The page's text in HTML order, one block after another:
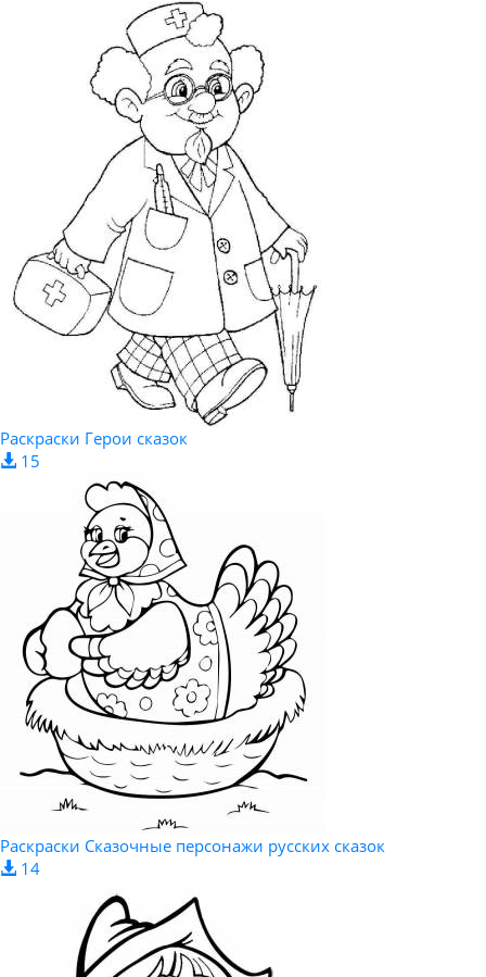
Раскраски Герои сказок
15
Раскраски Сказочные персонажи русских сказок
14